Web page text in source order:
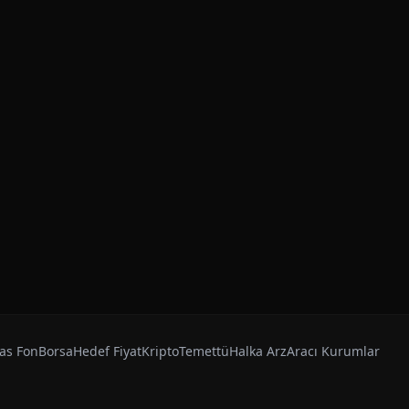
FonBorsaHedef FiyatKriptoTemettüHalka ArzAracı Kurumlar